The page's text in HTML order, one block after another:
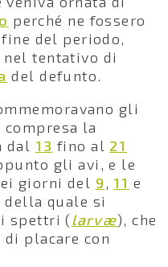
perché ne fossero
del periodo,
nel tentativo di
del defunto.
gli
la
dal 13 fino al 21
gli avi, e le
giorni del 9, 11 e
della quale si
spettri (larvæ), che
di placare con